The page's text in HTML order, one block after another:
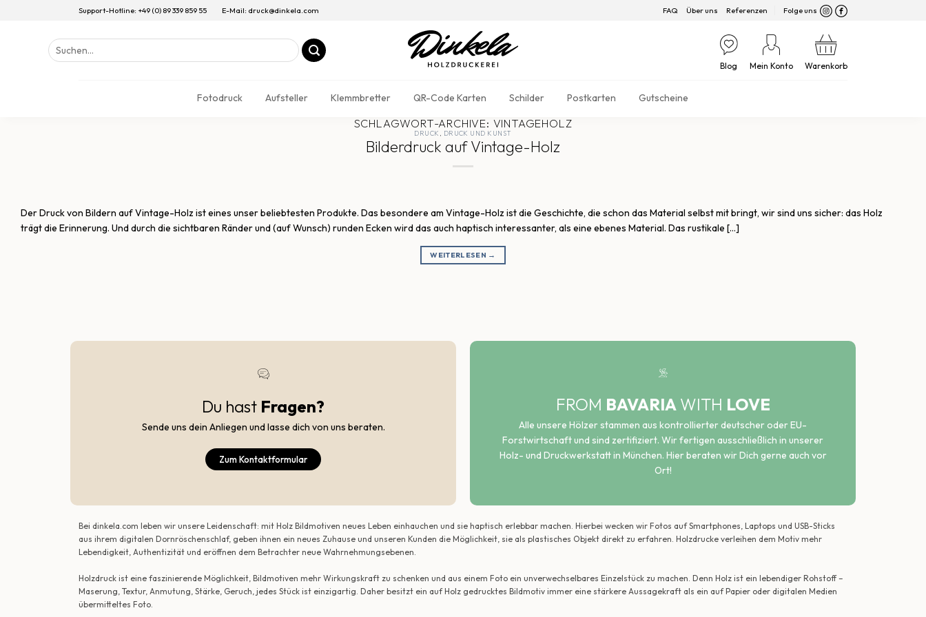
Support-Hotline: +49 (0) 89 339 859 55 E-Mail: druck@dinkela.com FAQ Über uns Referenzen Folge uns
Suchen
nach:
Blog Mein Konto Warenkorb
Fotodruck Aufsteller Klemmbretter QR-Code Karten Schilder Postkarten Gutscheine
SCHLAGWORT-ARCHIVE: VINTAGEHOLZ
DRUCK , DRUCK UND KUNST
Bilderdruck auf Vintage-Holz
Der Druck von Bildern auf Vintage-Holz ist eines unser beliebtesten Produkte. Das besondere am Vintage-Holz ist die Geschichte, die schon das Material selbst mit bringt, wir sind uns sicher: das Holz
trägt die Erinnerung. Und durch die sichtbaren Ränder und (auf Wunsch) runden Ecken wird das auch haptisch interessanter, als eine ebenes Material. Das rustikale […]
WEITERLESEN →
Du hast Fragen?
Sende uns dein Anliegen und lasse dich von uns beraten.
Zum Kontaktformular
FROM BAVARIA WITH LOVE
Alle unsere Hölzer stammen aus kontrollierter deutscher oder EU-
Forstwirtschaft und sind zertifiziert. Wir fertigen ausschließlich in unserer
Holz- und Druckwerkstatt in München. Hier beraten wir Dich gerne auch vor
Ort!
Bei dinkela.com leben wir unsere Leidenschaft: mit Holz Bildmotiven neues Leben einhauchen und sie haptisch erlebbar machen. Hierbei wecken wir Fotos auf Smartphones, Laptops und USB-Sticks
aus ihrem digitalen Dornröschenschlaf, geben ihnen ein neues Zuhause und unseren Kunden die Möglichkeit, sie als plastisches Objekt direkt zu erfahren. Holzdrucke verleihen dem Motiv mehr
Lebendigkeit, Authentizität und eröffnen dem Betrachter neue Wahrnehmungsebenen.
Holzdruck ist eine faszinierende Möglichkeit, Bildmotiven mehr Wirkungskraft zu schenken und aus einem Foto ein unverwechselbares Einzelstück zu machen. Denn Holz ist ein lebendiger Rohstoff –
Maserung, Textur, Anmutung, Stärke, Geruch, jedes Stück ist einzigartig. Daher besitzt ein auf Holz gedrucktes Bildmotiv immer eine stärkere Aussagekraft als ein auf Papier oder digitalen Medien
übermitteltes Foto.